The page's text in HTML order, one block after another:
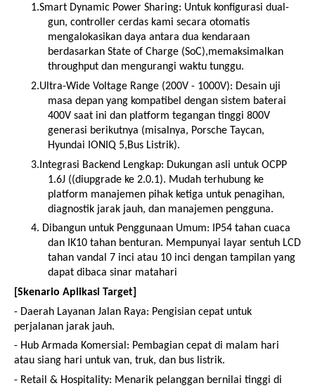
1.Smart Dynamic Power Sharing: Untuk konfigurasi dual-
gun, controller cerdas kami secara otomatis
mengalokasikan daya antara dua kendaraan
berdasarkan State of Charge (SoC),memaksimalkan
throughput dan mengurangi waktu tunggu.
2.Ultra-Wide Voltage Range (200V - 1000V): Desain uji
masa depan yang kompatibel dengan sistem baterai
400V saat ini dan platform tegangan tinggi 800V
generasi berikutnya (misalnya, Porsche Taycan,
Hyundai IONIQ 5,Bus Listrik).
3. Integrasi Backend Lengkap: Dukungan asli untuk OCPP
1.6J ((diupgrade ke 2.0.1). Mudah terhubung ke
platform manajemen pihak ketiga untuk penagihan,
diagnostik jarak jauh, dan manajemen pengguna.
4. Dibangun untuk Penggunaan Umum: IP54 tahan cuaca
dan IK10 tahan benturan. Mempunyai layar sentuh LCD
tahan vandal 7 inci atau 10 inci dengan tampilan yang
dapat dibaca sinar matahari
[Skenario Aplikasi Target]
- Daerah Layanan Jalan Raya: Pengisian cepat untuk
perjalanan jarak jauh.
- Hub Armada Komersial: Pembagian cepat di malam hari
atau siang hari untuk van, truk, dan bus listrik.
- Retail & Hospitality: Menarik pelanggan bernilai tinggi di